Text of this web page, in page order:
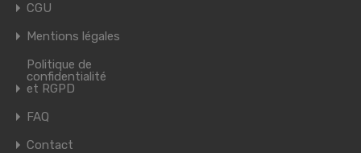
CGU
Mentions légales
Politique de
confidentialité
et RGPD
FAQ
Contact